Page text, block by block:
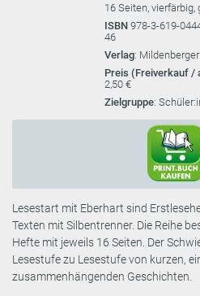
16 Seiten, vierfärbig,
ISBN 978-3-619-
46
Verlag:
Preis (Freiverkauf /
2,50 €
Zielgruppe:
Lesestart mit Eberhart sind
Texten mit Silbentrenner. Die Reihe
Hefte mit jeweils 16 Seiten. Der
Lesestufe zu Lesestufe von kurzen,
zusammenhängenden Geschichten.